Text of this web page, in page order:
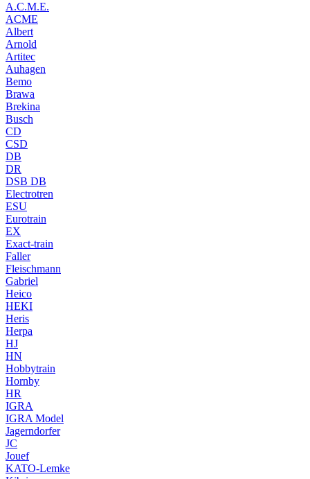
A.C.M.E.
ACME
Albert
Arnold
Artitec
Auhagen
Bemo
Brawa
Brekina
Busch
CD
CSD
DB
DR
DSB DB
Electrotren
ESU
Eurotrain
EX
Exact-train
Faller
Fleischmann
Gabriel
Heico
HEKI
Heris
Herpa
HJ
HN
Hobbytrain
Hornby
HR
IGRA
IGRA Model
Jagerndorfer
JC
Jouef
KATO-Lemke